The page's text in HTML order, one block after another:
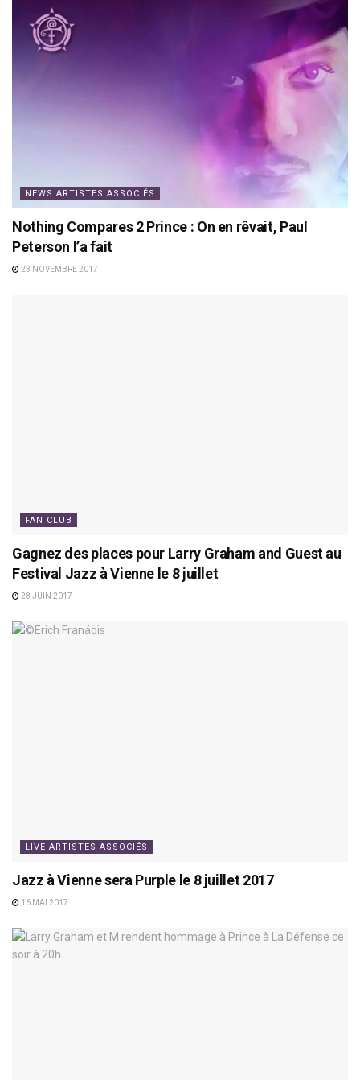
NEWS ARTISTES ASSOCIÉS
Nothing Compares 2 Prince : On en rêvait, Paul
Peterson l’a fait
23 NOVEMBRE 2017
FAN CLUB
Gagnez des places pour Larry Graham and Guest au
Festival Jazz à Vienne le 8 juillet
28 JUIN 2017
LIVE ARTISTES ASSOCIÉS
Jazz à Vienne sera Purple le 8 juillet 2017
16 MAI 2017